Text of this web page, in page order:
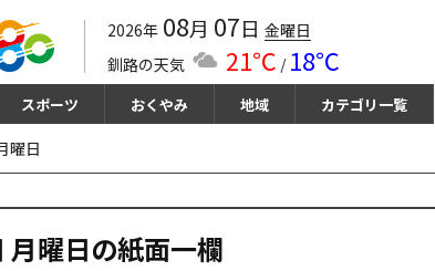
2026年 08月 07日 金曜日
釧路の天気
21℃ / 18℃
スポーツ おくやみ 地域 カテゴリ一覧
曜日
曜日の紙⾯⼀欄